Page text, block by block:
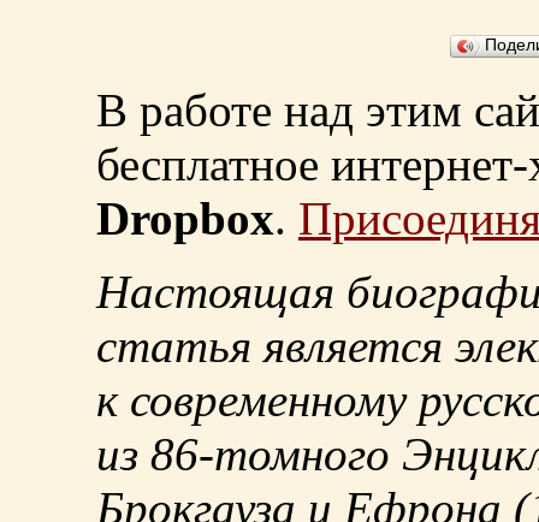
В работе над этим
бесплатное
Dropbox.
Настоящая
статья является
к современному
из 86-томного
Брокгауза и Ефрона